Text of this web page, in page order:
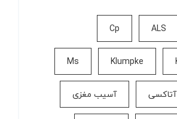
ALS
Cp
Klumpke
Ms
آتاکسی آسیب مغزی